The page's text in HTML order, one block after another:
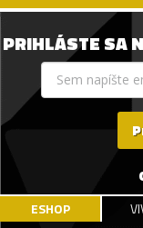
PRIHLÁSTE SA
ESHOP